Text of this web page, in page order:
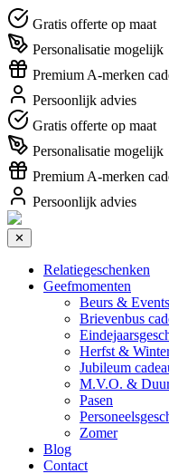
Gratis offerte op maat
Personalisatie mogelijk
Premium A-merken
Persoonlijk advies
Gratis offerte op maat
Personalisatie mogelijk
Premium A-merken
Persoonlijk advies
✕
Relatiegeschenken
Geefmomenten
Beurs & Events
Brievenbus
Herfst &
Jubileum
M.V.O. &
Pasen
Zomer
Blog
Contact